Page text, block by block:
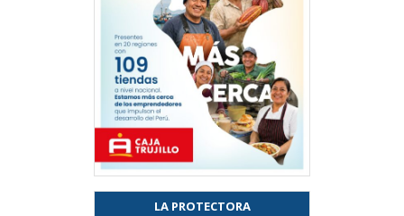
LA PROTECTORA